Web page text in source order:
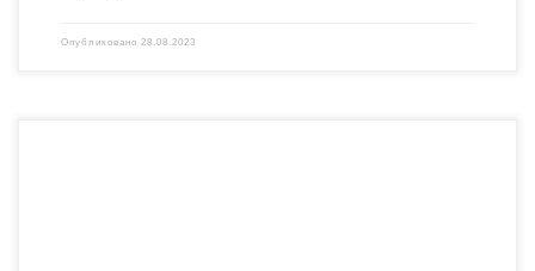
Опубликовано 28.08.2023